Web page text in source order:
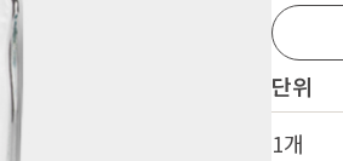
단위
1개